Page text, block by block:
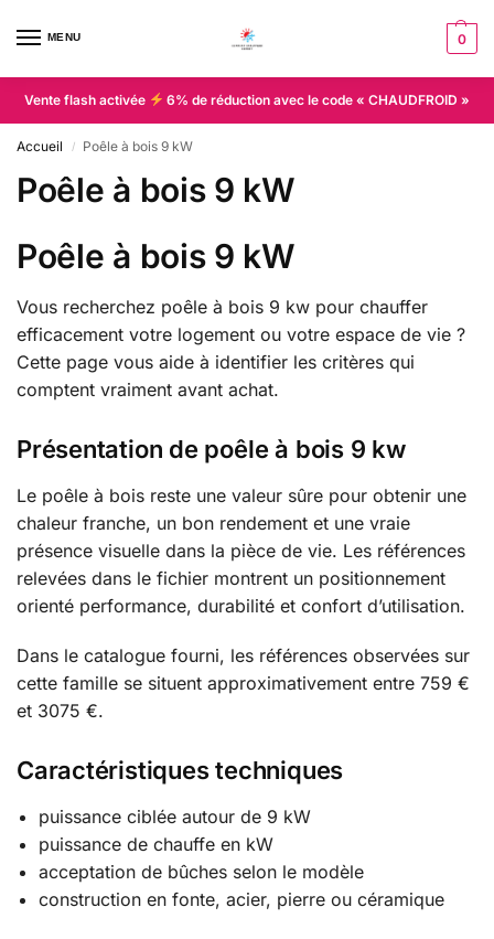
MENU 0
Vente flash activée 6% de réduction avec le code « CHAUDFROID »
Accueil / Poêle à bois 9 kW
Poêle à bois 9 kW
Poêle à bois 9 kW
Vous recherchez poêle à bois 9 kw pour chauffer
efficacement votre logement ou votre espace de vie ?
Cette page vous aide à identifier les critères qui
comptent vraiment avant achat.
Présentation de poêle à bois 9 kw
Le poêle à bois reste une valeur sûre pour obtenir une
chaleur franche, un bon rendement et une vraie
présence visuelle dans la pièce de vie. Les références
relevées dans le fichier montrent un positionnement
orienté performance, durabilité et confort d’utilisation.
Dans le catalogue fourni, les références observées sur
cette famille se situent approximativement entre 759 €
et 3075 €.
Caractéristiques techniques
puissance ciblée autour de 9 kW
puissance de chauffe en kW
acceptation de bûches selon le modèle
construction en fonte, acier, pierre ou céramique